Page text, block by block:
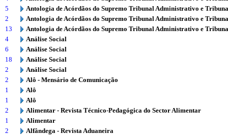
5
Antologia de Acórdãos do Supremo Tribunal Administrativo e
2
Antologia de Acórdãos do Supremo Tribunal Administrativo e
13
Antologia de Acórdãos do Supremo Tribunal Administrativo e
4
Análise Social
6
Análise Social
18
Análise Social
2
Análise Social
2
Alô - Mensário de Comunicação
1
Alô
1
Alô
2
Alimentar - Revista Técnico-Pedagógica do Sector Alimentar
1
Alimentar
2
Alfândega - Revista Aduaneira